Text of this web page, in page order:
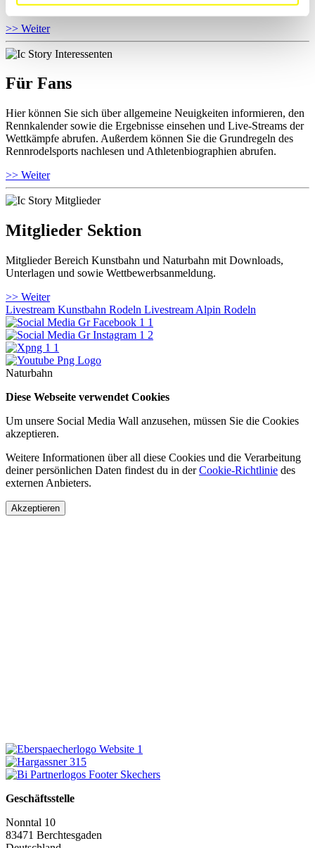
Ihre Athletenbiographie ansehen.
>> Weiter
Für Fans
Hier können Sie sich über allgemeine Neuigkeiten informieren, den
Rennkalender sowie die Ergebnisse einsehen und Live-Streams der
Wettkämpfe abrufen. Außerdem können Sie die Grundregeln des
Rennrodelsports nachlesen und Athletenbiographien abrufen.
>> Weiter
Mitglieder Sektion
Mitglieder Bereich Kunstbahn und Naturbahn mit Downloads,
Unterlagen und sowie Wettbewerbsanmeldung.
>> Weiter
Livestream Kunstbahn Rodeln Livestream Alpin Rodeln
Naturbahn
Diese Webseite verwendet Cookies
Um unsere Social Media Wall anzusehen, müssen Sie die Cookies
akzeptieren.
Weitere Informationen über all diese Cookies und die Verarbeitung
deiner persönlichen Daten findest du in derCookie-Richtlinie des
externen Anbieters.
Akzeptieren
Geschäftsstelle
Nonntal 10
83471 Berchtesgaden